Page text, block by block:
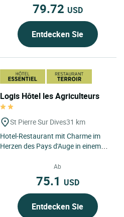
79.72 USD
Entdecken Sie
Logis Hôtel les Agriculteurs
St Pierre Sur Dives31 km
Hotel-Restaurant mit Charme im
Herzen des Pays d'Auge in einem
Weniger als 25 km von Caen,...
Ab
75.1 USD
Entdecken Sie